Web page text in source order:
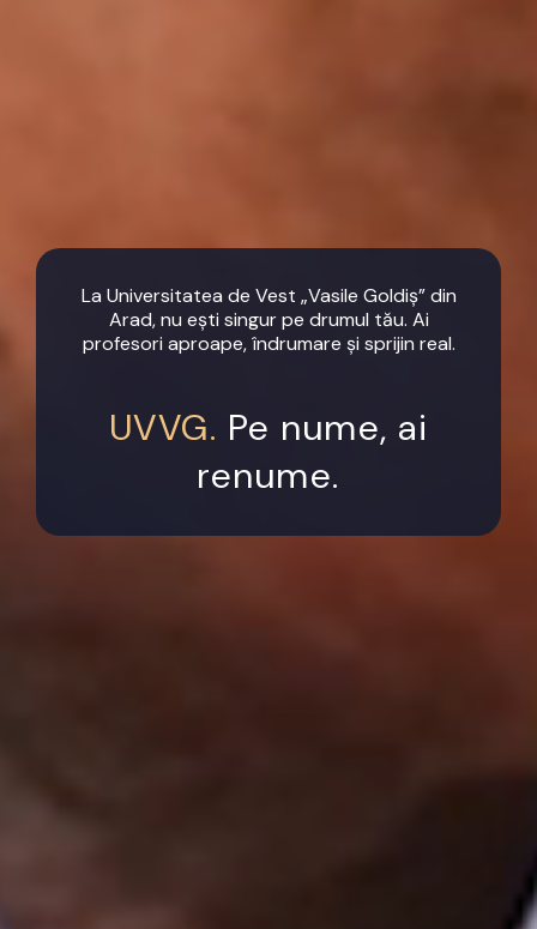
La Universitatea de Vest „Vasile Goldiș” din
Arad, nu ești singur pe drumul tău. Ai
profesori aproape, îndrumare și sprijin real.
UVVG. Pe nume, ai
renume.